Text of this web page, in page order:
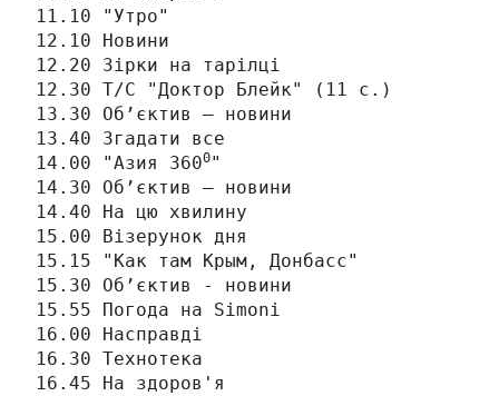
11.10 "Утро"
12.10 Новини
12.20 Зірки на тарілці
12.30 Т/С "Доктор Блейк" (11 с.)
13.30 Об’єктив – новини
13.40 Згадати все
14.00 "Азия 3600"
14.30 Об’єктив – новини
14.40 На цю хвилину
15.00 Візерунок дня
15.15 "Как там Крым, Донбасс"
15.30 Об’єктив - новини
15.55 Погода на Simonі
16.00 Насправді
16.30 Технотека
16.45 На здоров'я